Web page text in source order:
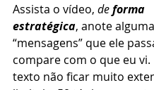
Assista o vídeo, de forma
estratégica, anote
“mensagens” que ele
compare com o que eu vi.
texto não ficar muito